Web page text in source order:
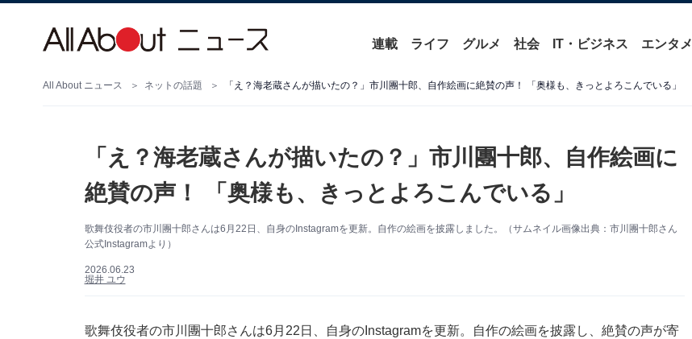
連載 ライフ グルメ 社会 IT・ビジネス エンタメ
All About ニュース ネットの話題 「え？海老蔵さんが描いたの？」市川團十郎、自作絵画に絶賛の声！ 「奥様も、きっとよろこんでいる」
「え？海老蔵さんが描いたの？」市川團十郎、自作絵画に
絶賛の声！ 「奥様も、きっとよろこんでいる」
歌舞伎役者の市川團十郎さんは6月22日、自身のInstagramを更新。自作の絵画を披露しました。（サムネイル画像出典：市川團十郎さん
公式Instagramより）
2026.06.23
堀井 ユウ
歌舞伎役者の市川團十郎さんは6月22日、自身のInstagramを更新。自作の絵画を披露し、絶賛の声が寄